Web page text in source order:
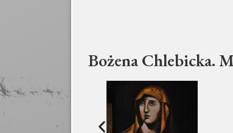
Bożena Chlebicka.